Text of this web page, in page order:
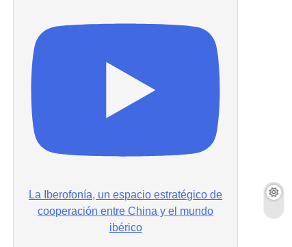
La Iberofonía, un espacio estratégico de
cooperación entre China y el mundo
ibérico